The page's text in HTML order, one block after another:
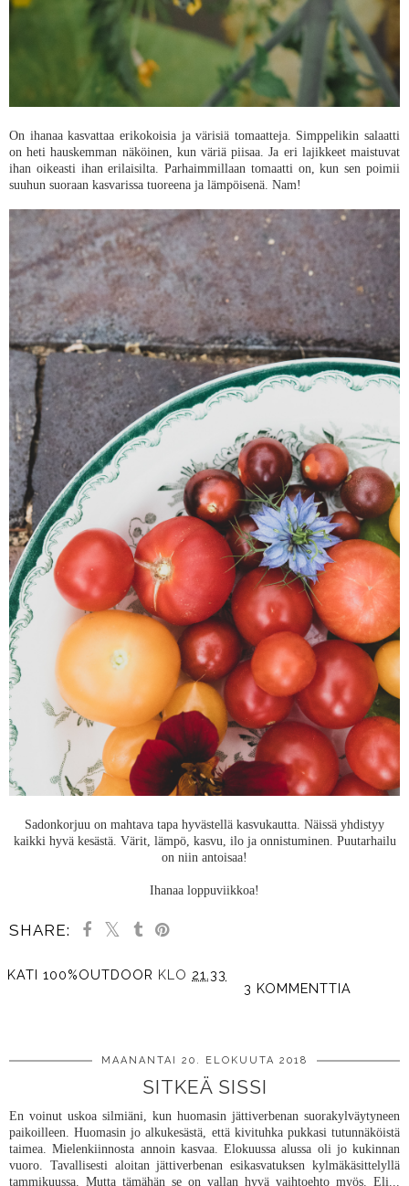
On ihanaa kasvattaa erikokoisia ja värisiä tomaatteja. Simppelikin salaatti
on heti hauskemman näköinen, kun väriä piisaa. Ja eri lajikkeet maistuvat
ihan oikeasti ihan erilaisilta. Parhaimmillaan tomaatti on, kun sen poimii
suuhun suoraan kasvarissa tuoreena ja lämpöisenä. Nam!
Sadonkorjuu on mahtava tapa hyvästellä kasvukautta. Näissä yhdistyy
kaikki hyvä kesästä. Värit, lämpö, kasvu, ilo ja onnistuminen. Puutarhailu
on niin antoisaa!
Ihanaa loppuviikkoa!
SHARE:
KATI 100%OUTDOOR KLO 21.33
3 KOMMENTTIA
MAANANTAI 20. ELOKUUTA 2018
SITKEÄ SISSI
En voinut uskoa silmiäni, kun huomasin jättiverbenan suorakylväytyneen
paikoilleen. Huomasin jo alkukesästä, että kivituhka pukkasi tutunnäköistä
taimea. Mielenkiinnosta annoin kasvaa. Elokuussa alussa oli jo kukinnan
vuoro. Tavallisesti aloitan jättiverbenan esikasvatuksen kylmäkäsittelyllä
tammikuussa. Mutta tämähän se on vallan hyvä vaihtoehto myös. Eli...